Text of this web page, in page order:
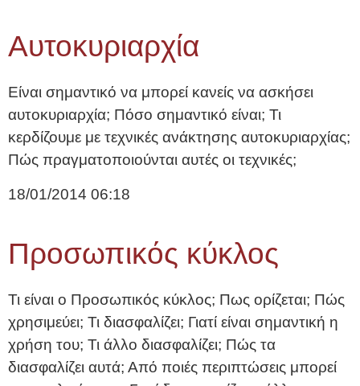
Αυτοκυριαρχία
Είναι σημαντικό να μπορεί κανείς να ασκήσει
αυτοκυριαρχία; Πόσο σημαντικό είναι; Τι
κερδίζουμε με τεχνικές ανάκτησης αυτοκυριαρχίας;
Πώς πραγματοποιούνται αυτές οι τεχνικές;
18/01/2014 06:18
Προσωπικός κύκλος
Τι είναι ο Προσωπικός κύκλος; Πως ορίζεται; Πώς
χρησιμεύει; Τι διασφαλίζει; Γιατί είναι σημαντική η
χρήση του; Τι άλλο διασφαλίζει; Πώς τα
διασφαλίζει αυτά; Από ποιές περιπτώσεις μπορεί